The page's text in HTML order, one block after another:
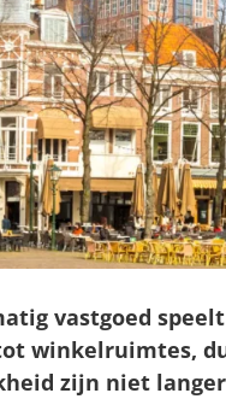
vastgoed
winkelruimtes,
zijn niet